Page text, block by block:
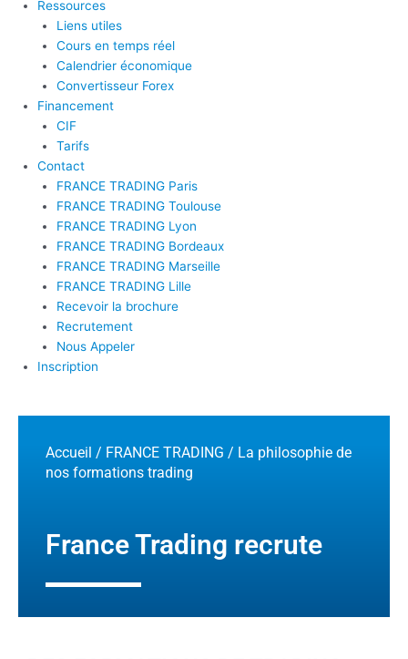
Ressources
Liens utiles
Cours en temps réel
Calendrier économique
Convertisseur Forex
Financement
CIF
Tarifs
Contact
FRANCE TRADING Paris
FRANCE TRADING Toulouse
FRANCE TRADING Lyon
FRANCE TRADING Bordeaux
FRANCE TRADING Marseille
FRANCE TRADING Lille
Recevoir la brochure
Recrutement
Nous Appeler
Inscription
Accueil / FRANCE TRADING / La philosophie de
nos formations trading
France Trading recrute